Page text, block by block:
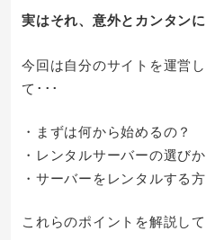
実はそれ、意外とカンタン
今回は自分のサイトを運営
て･･･
・まずは何から始めるの？
・レンタルサーバーの選び
・サーバーをレンタルする
これらのポイントを解説し